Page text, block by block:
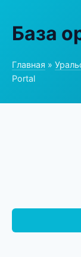
База
Главная »
Portal